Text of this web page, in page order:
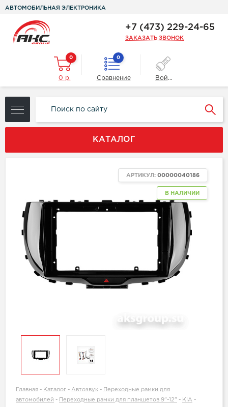
АВТОМОБИЛЬНАЯ ЭЛЕКТРОНИКА
+7 (473) 229-24-65
ЗАКАЗАТЬ ЗВОНОК
0
0 р.
0
Сравнение Войти
КАТАЛОГ
В НАЛИЧИИ
АРТИКУЛ: 00000040186
Главная - Каталог - Автозвук -
Переходные рамки для
автомобилей - Переходные рамки для планшетов 9"-12" - KIA -